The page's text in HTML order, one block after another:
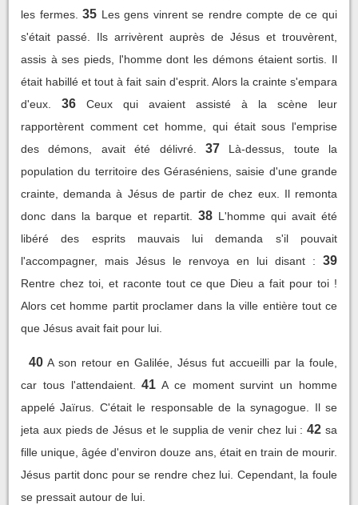
les fermes. 35 Les gens vinrent se rendre compte de ce qui
s'était passé. Ils arrivèrent auprès de Jésus et trouvèrent,
assis à ses pieds, l'homme dont les démons étaient sortis. Il
était habillé et tout à fait sain d'esprit. Alors la crainte s'empara
d'eux.
36
Ceux qui avaient assisté à la scène leur
rapportèrent comment cet homme, qui était sous l'emprise
des démons, avait été délivré.
37
Là-dessus, toute la
population du territoire des Géraséniens, saisie d'une grande
crainte, demanda à Jésus de partir de chez eux. Il remonta
donc dans la barque et repartit.
38 L'homme qui avait été
libéré des esprits mauvais lui demanda s'il pouvait
l'accompagner, mais Jésus le renvoya en lui disant :
39
Rentre chez toi, et raconte tout ce que Dieu a fait pour toi !
Alors cet homme partit proclamer dans la ville entière tout ce
que Jésus avait fait pour lui.
40 A son retour en Galilée, Jésus fut accueilli par la foule,
car tous l'attendaient.
41 A ce moment survint un homme
appelé Jaïrus. C'était le responsable de la synagogue. Il se
jeta aux pieds de Jésus et le supplia de venir chez lui : 42 sa
fille unique, âgée d'environ douze ans, était en train de mourir.
Jésus partit donc pour se rendre chez lui. Cependant, la foule
se pressait autour de lui.